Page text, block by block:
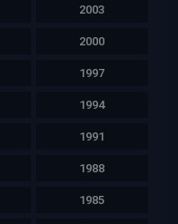
2003
2000
1997
1994
1991
1988
1985